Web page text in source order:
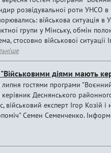
розвідувальної роти УНСО
військова ситуація в
групи у Мінську, обмін
стосовно військової
діями мають
липня гостями програми
керівник Деснянського
військовий експерт Ігор Козій
Семен Семенченко.